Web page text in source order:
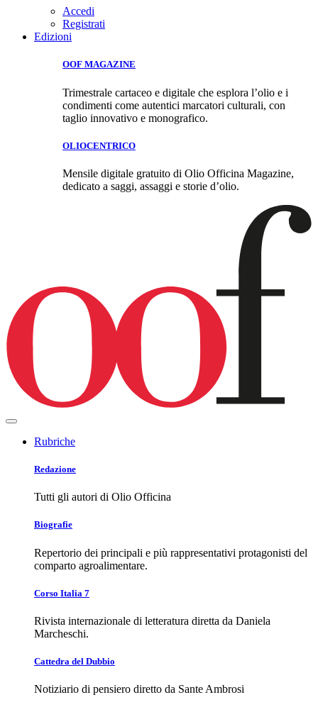
Accedi
Registrati
Edizioni
OOF MAGAZINE
Trimestrale cartaceo e digitale che esplora l’olio e i
condimenti come autentici marcatori culturali, con
taglio innovativo e monografico.
OLIOCENTRICO
Mensile digitale gratuito di Olio Officina Magazine,
dedicato a saggi, assaggi e storie d’olio.
Rubriche
Redazione
Tutti gli autori di Olio Officina
Biografie
Repertorio dei principali e più rappresentativi protagonisti del
comparto agroalimentare.
Corso Italia 7
Rivista internazionale di letteratura diretta da Daniela
Marcheschi.
Cattedra del Dubbio
Notiziario di pensiero diretto da Sante Ambrosi